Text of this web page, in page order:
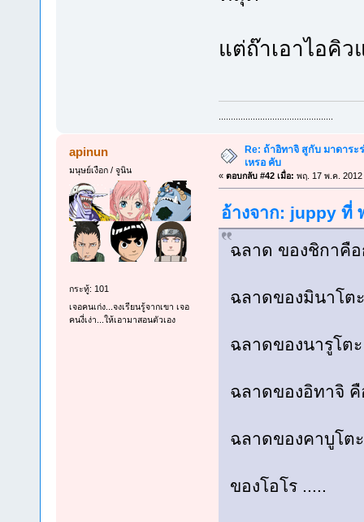
แต่ถ๊าเอาไอคิ
apinun
มนุษย์เงือก / จูนิน
กระทู้: 101
เจอคนเก่ง...จงเรียนรู้จากเขา เจอ
คนงี่เง่า...ให้เอามาสอนตัวเอง
Re: ถ้าอิทาจิ สูกับ มาดาระ
เหรอ คับ
« ตอบกลับ #42 เมื่อ: พฤ. 17 พ.ค. 2012
อ้างจาก: juppy ที่
ฉลาด ของชิกาคื
ฉลาดของมินาโต
ฉลาดของนารูโต
ฉลาดของอิทาจิ คื
ฉลาดของคาบูโต
ของโอโร .....